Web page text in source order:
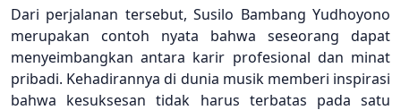
Dari perjalanan tersebut, Susilo Bambang Yudhoyono
merupakan contoh nyata bahwa seseorang dapat
menyeimbangkan antara karir profesional dan minat
pribadi. Kehadirannya di dunia musik memberi inspirasi
bahwa kesuksesan tidak harus terbatas pada satu